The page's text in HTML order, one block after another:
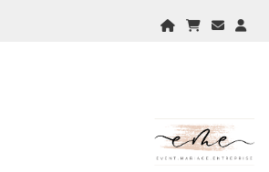
Home My CartCheckout